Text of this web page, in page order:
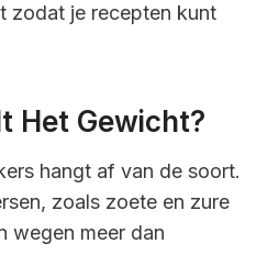
zodat je recepten kunt
Het Gewicht?
hangt af van de soort.
zoals zoete en zure
wegen meer dan